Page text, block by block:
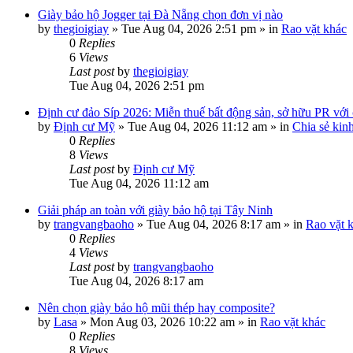
Giày bảo hộ Jogger tại Đà Nẵng chọn đơn vị nào
by thegioigiay » Tue Aug 04, 2026 2:51 pm » in Rao vặt khác
0 Replies
6 Views
Last postby thegioigiay
Tue Aug 04, 2026 2:51 pm
Định cư đảo Síp 2026: Miễn thuế bất động sản, sở hữu PR
by Định cư Mỹ » Tue Aug 04, 2026 11:12 am » in Chia sẻ
0 Replies
8 Views
Last postby Định cư Mỹ
Tue Aug 04, 2026 11:12 am
Giải pháp an toàn với giày bảo hộ tại Tây Ninh
by trangvangbaoho » Tue Aug 04, 2026 8:17 am » in Rao vặt
0 Replies
4 Views
Last postby trangvangbaoho
Tue Aug 04, 2026 8:17 am
Nên chọn giày bảo hộ mũi thép hay composite?
by Lasa » Mon Aug 03, 2026 10:22 am » in Rao vặt khác
0 Replies
8 Views